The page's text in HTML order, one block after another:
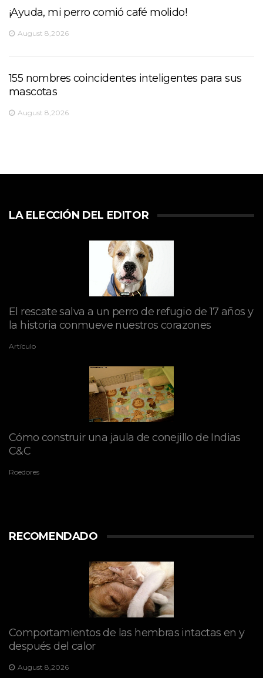
¡Ayuda, mi perro comió café molido!
August 8,2026
155 nombres coincidentes inteligentes para sus
mascotas
August 8,2026
LA ELECCIÓN DEL EDITOR
El rescate salva a un perro de refugio de 17 años y
la historia conmueve nuestros corazones
Artículo
Cómo construir una jaula de conejillo de Indias
C&C
Roedores
RECOMENDADO
Comportamientos de las hembras intactas en y
después del calor
August 8,2026